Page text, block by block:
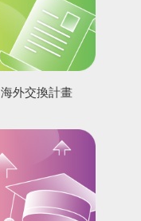
海外交換計畫